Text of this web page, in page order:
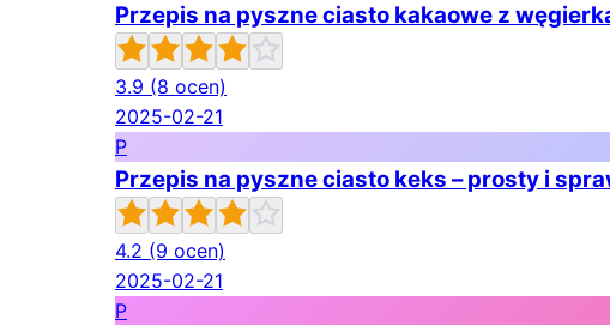
Przepis na pyszne ciasto kakaowe z
3.9 (8 ocen)
2025-02-21
P
Przepis na pyszne ciasto keks – prosty i
4.2 (9 ocen)
2025-02-21
P